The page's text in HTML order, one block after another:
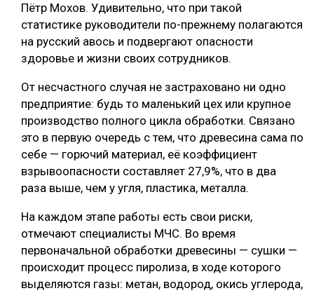
Пётр Мохов. Удивительно, что при такой
статистике руководители по-прежнему полагаются
на русский авось и подвергают опасности
здоровье и жизни своих сотрудников.
От несчастного случая не застраховано ни одно
предприятие: будь то маленький цех или крупное
производство полного цикла обработки. Связано
это в первую очередь с тем, что древесина сама по
себе — горючий материал, её коэффициент
взрывоопасности составляет 27,9%, что в два
раза выше, чем у угля, пластика, металла.
На каждом этапе работы есть свои риски,
отмечают специалисты МЧС. Во время
первоначальной обработки древесины — сушки —
происходит процесс пиролиза, в ходе которого
выделяются газы: метан, водород, окись углерода,